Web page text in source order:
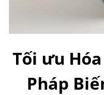
Tối ưu
Pháp